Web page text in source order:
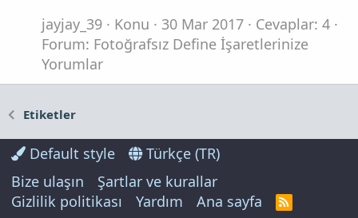
jayjay_39 Konu 30 Mar 2017
Cevaplar: 4
Forum: Fotoğrafsız Define İşaretlerinize
Yorumlar
Etiketler
Default style
Türkçe (TR)
Bize ulaşın
Şartlar ve kurallar
Gizlilik politikası
Yardım Ana sayfa
R